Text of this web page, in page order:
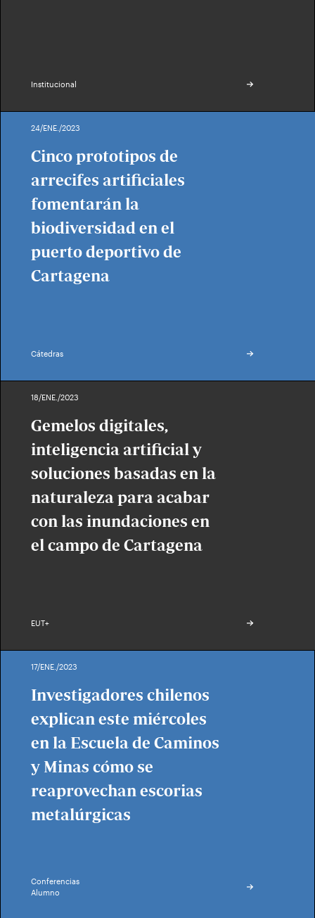
Institucional
24/ENE./2023
Cinco prototipos de
arrecifes artificiales
fomentarán la
biodiversidad en el
puerto deportivo de
Cartagena
Cátedras
18/ENE./2023
Gemelos digitales,
inteligencia artificial y
soluciones basadas en la
naturaleza para acabar
con las inundaciones en
el campo de Cartagena
EUT+
17/ENE./2023
Investigadores chilenos
explican este miércoles
en la Escuela de Caminos
y Minas cómo se
reaprovechan escorias
metalúrgicas
Conferencias
Alumno